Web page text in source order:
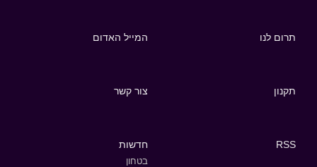
תרום לנו המייל האדום
תקנון צור קשר
RSS חדשות
בטחון